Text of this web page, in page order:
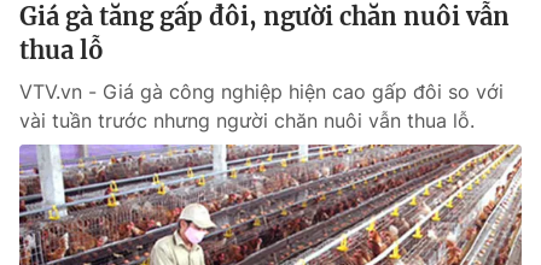
Giá gà tăng gấp đôi, người chăn nuôi vẫn
thua lỗ
VTV.vn - Giá gà công nghiệp hiện cao gấp đôi so với
vài tuần trước nhưng người chăn nuôi vẫn thua lỗ.